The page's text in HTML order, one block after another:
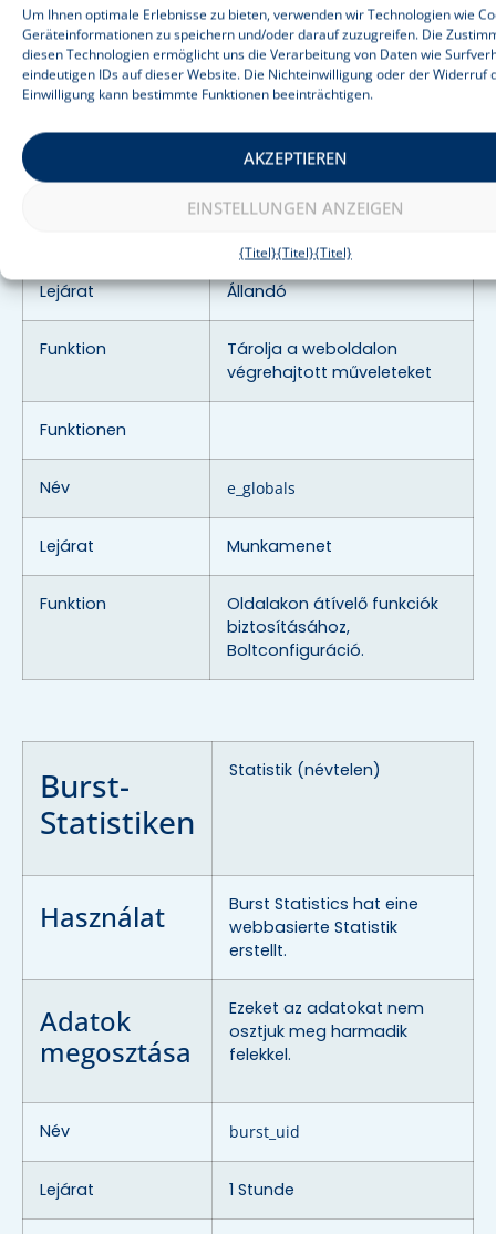
Um Ihnen optimale Erlebnisse zu bieten, verwenden wir Technologien wie
Geräteinformationen zu speichern und/oder darauf zuzugreifen. Die
diesen Technologien ermöglicht uns die Verarbeitung von Daten wie
eindeutigen IDs auf dieser Website. Die Nichteinwilligung oder der Widerruf
Einwilligung kann bestimmte Funktionen beeinträchtigen.
AKZEPTIEREN
EINSTELLUNGEN ANZEIGEN
{Titel}{Titel}{Titel}
Adatok
megosztása
Ezeket az adatokat nem
osztjuk meg harmadik
felekkel.
Lejárat Állandó
Funktion
Tárolja a weboldalon
végrehajtott műveleteket
Funktionen
Név e_globals
Lejárat Munkamenet
Funktion
Oldalakon átívelő funkciók
biztosításához,
Boltconfiguráció.
Burst-
Statistiken
Statistik (névtelen)
Használat
Burst Statistics hat eine
webbasierte Statistik
erstellt.
Adatok
megosztása
Ezeket az adatokat nem
osztjuk meg harmadik
felekkel.
Név burst_uid
Lejárat 1 Stunde